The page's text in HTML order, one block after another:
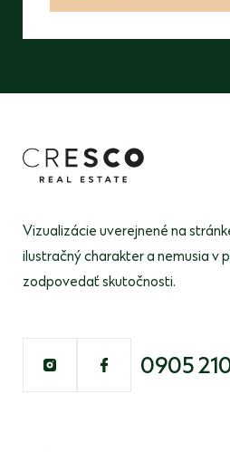
Vizualizácie uverejnené na
ilustračnýcharakter a nemusia v
zodpovedať skutočnosti.
0905